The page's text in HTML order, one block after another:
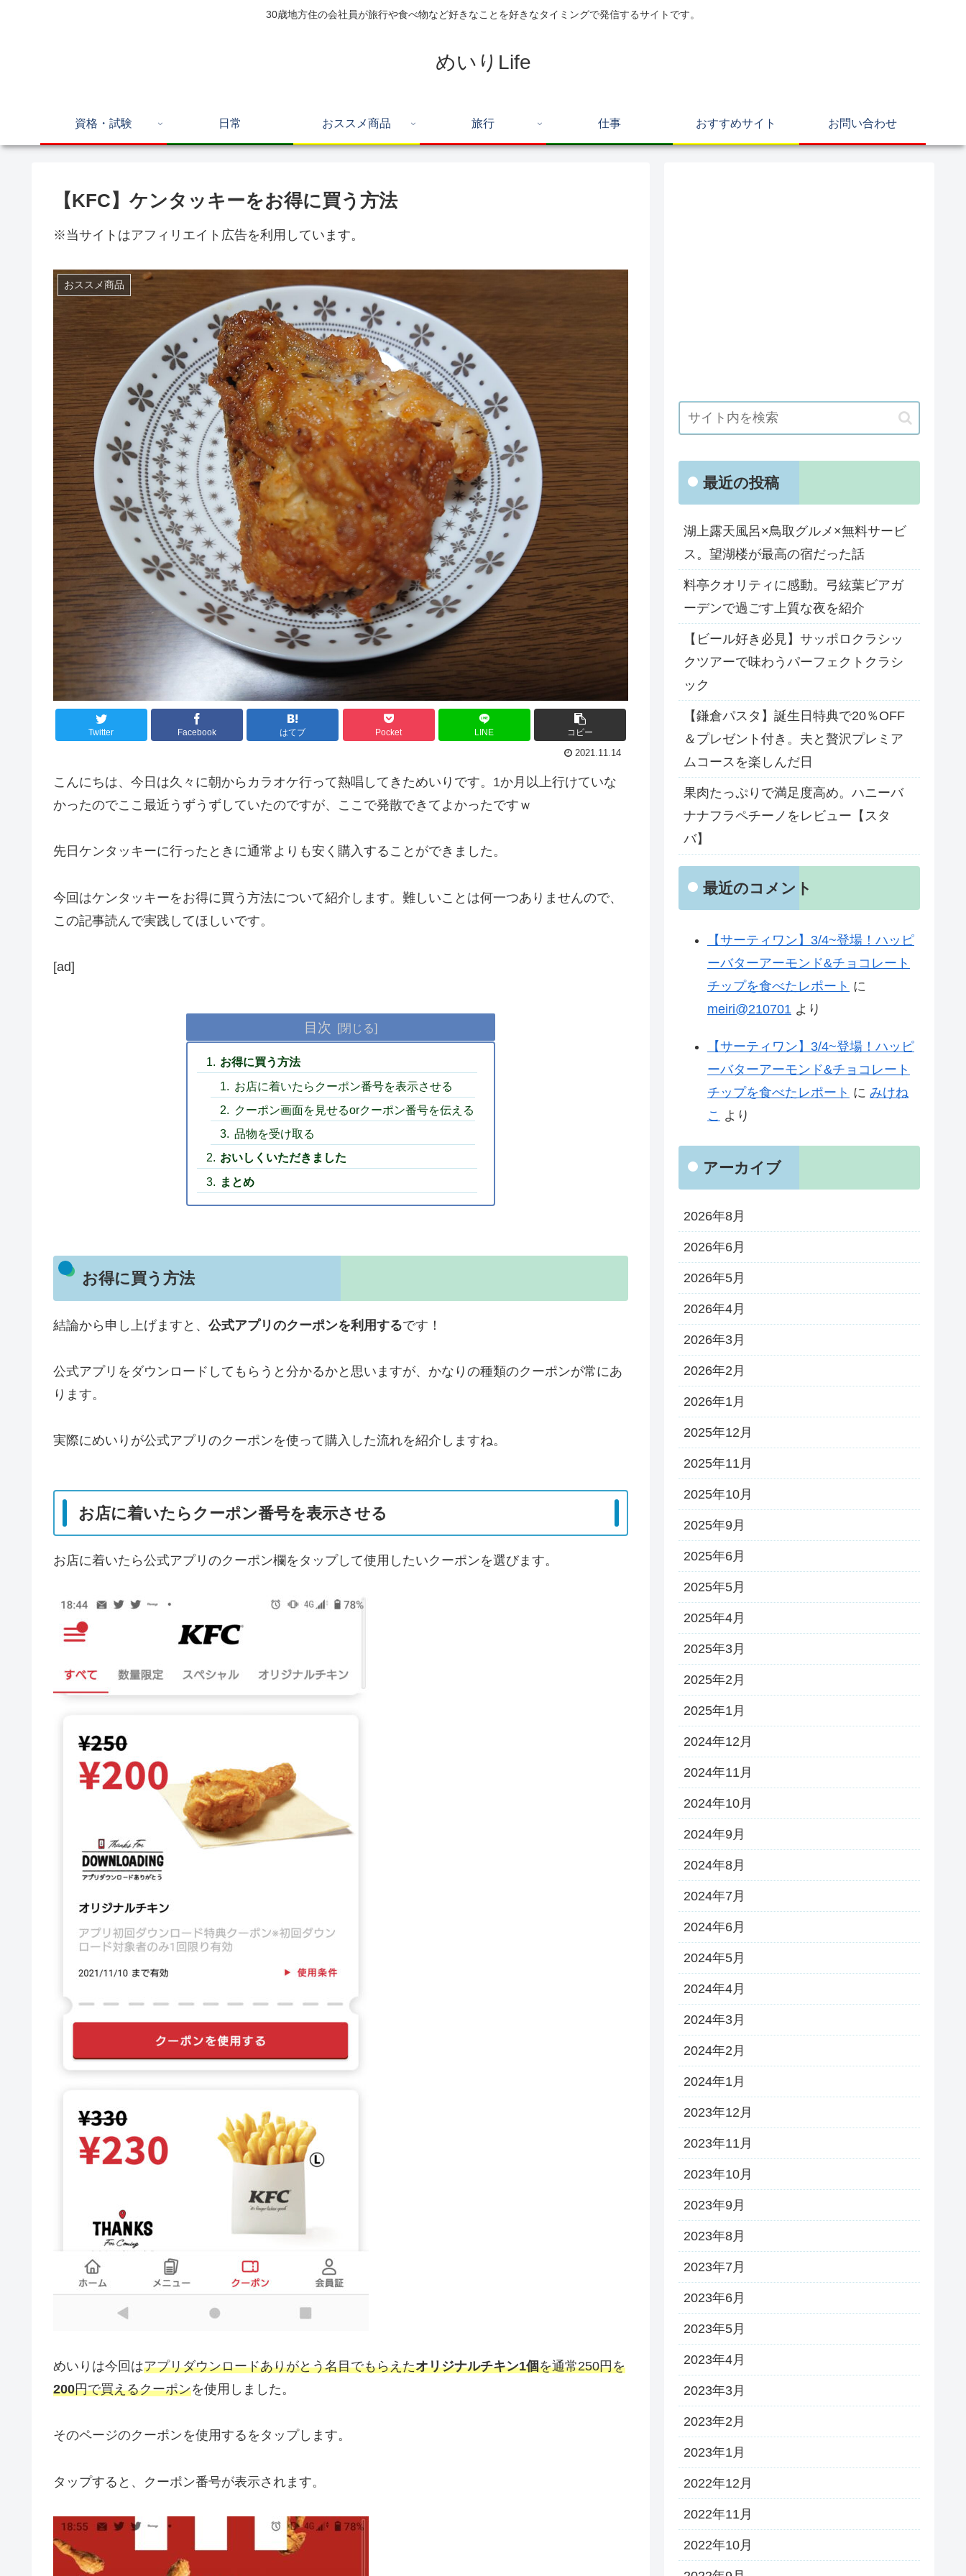
30歳地方住の会社員が旅行や食べ物など好きなことを好きなタイミングで発信するサイトです。
めいりLife
資格・試験 日常 おススメ商品 旅行 仕事 おすすめサイト お問い合わせ
【KFC】ケンタッキーをお得に買う方法
※当サイトはアフィリエイト広告を利用しています。
おススメ商品
Twitter Facebook はてブ Pocket LINE コピー
2021.11.14
こんにちは、今日は久々に朝からカラオケ行って熱唱してきためいりです。1か月以上行けていな
かったのでここ最近うずうずしていたのですが、ここで発散できてよかったですｗ
先日ケンタッキーに行ったときに通常よりも安く購入することができました。
今回はケンタッキーをお得に買う方法について紹介します。難しいことは何一つありませんので、
この記事読んで実践してほしいです。
[ad]
目次
お得に買う方法
お店に着いたらクーポン番号を表示させる
クーポン画面を見せるorクーポン番号を伝える
品物を受け取る
おいしくいただきました
まとめ
お得に買う方法
結論から申し上げますと、 公式アプリのクーポンを利用するです！
公式アプリをダウンロードしてもらうと分かるかと思いますが、かなりの種類のクーポンが常にあ
ります。
実際にめいりが公式アプリのクーポンを使って購入した流れを紹介しますね。
お店に着いたらクーポン番号を表示させる
お店に着いたら公式アプリのクーポン欄をタップして使用したいクーポンを選びます。
めいりは今回はアプリダウンロードありがとう名目でもらえたオリジナルチキン1個を通常250円を
200円で買えるクーポンを使用しました。
そのページのクーポンを使用するをタップします。
タップすると、クーポン番号が表示されます。
最近の投稿
湖上露天風呂×鳥取グルメ×無料サービ
ス。望湖楼が最高の宿だった話
料亭クオリティに感動。弓絃葉ビアガ
ーデンで過ごす上質な夜を紹介
【ビール好き必見】サッポロクラシッ
クツアーで味わうパーフェクトクラシ
ック
【鎌倉パスタ】誕生日特典で20％OFF
＆プレゼント付き。夫と贅沢プレミア
ムコースを楽しんだ日
果肉たっぷりで満足度高め。ハニーバ
ナナフラペチーノをレビュー【スタ
バ】
最近のコメント
【サーティワン】3/4~登場！ハッピ
ーバターアーモンド&チョコレート
チップを食べたレポート に
meiri@210701 より
【サーティワン】3/4~登場！ハッピ
ーバターアーモンド&チョコレート
チップを食べたレポート に みけね
こ より
アーカイブ
2026年8月
2026年6月
2026年5月
2026年4月
2026年3月
2026年2月
2026年1月
2025年12月
2025年11月
2025年10月
2025年9月
2025年6月
2025年5月
2025年4月
2025年3月
2025年2月
2025年1月
2024年12月
2024年11月
2024年10月
2024年9月
2024年8月
2024年7月
2024年6月
2024年5月
2024年4月
2024年3月
2024年2月
2024年1月
2023年12月
2023年11月
2023年10月
2023年9月
2023年8月
2023年7月
2023年6月
2023年5月
2023年4月
2023年3月
2023年2月
2023年1月
2022年12月
2022年11月
2022年10月